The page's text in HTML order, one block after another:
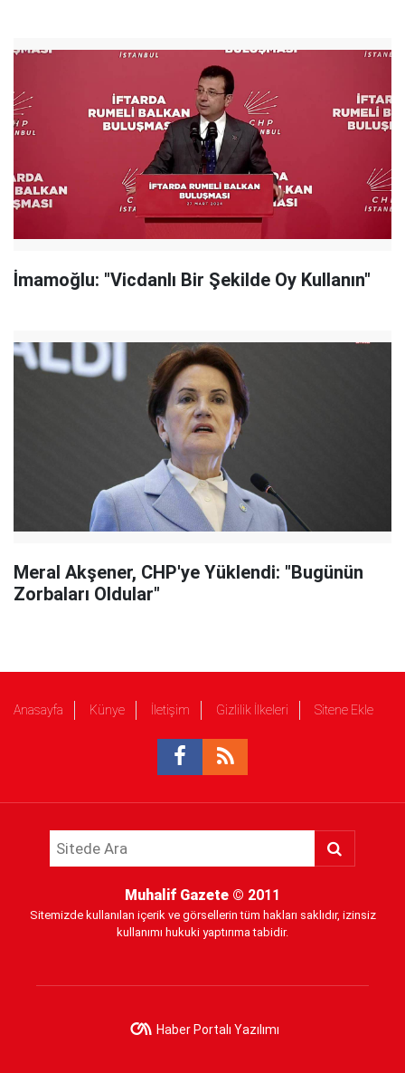
İmamoğlu: "Vicdanlı Bir Şekilde Oy Kullanın"
Meral Akşener, CHP'ye Yüklendi: "Bugünün
Zorbaları Oldular"
Anasayfa Künye İletişim Gizlilik İlkeleri Sitene Ekle
Muhalif Gazete © 2011
Sitemizde kullanılan içerik ve görsellerin tüm hakları saklıdır, izinsiz
kullanımı hukuki yaptırıma tabidir.
Haber Portalı Yazılımı